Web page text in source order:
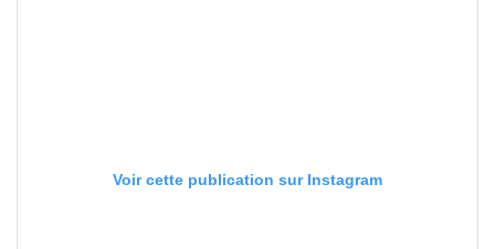
Voir cette publication sur Instagram